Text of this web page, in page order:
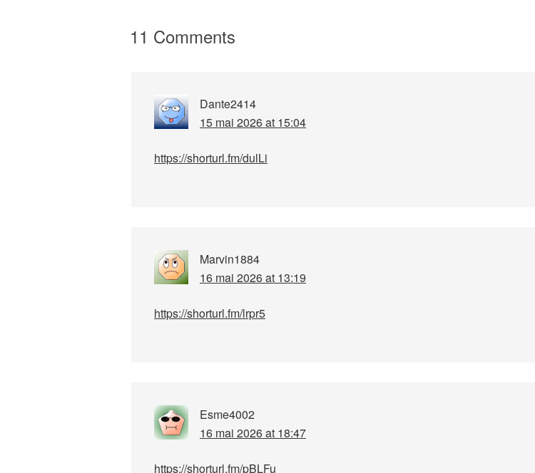
11 Comments
Dante2414
15 mai 2026 at 15:04
https://shorturl.fm/dulLi
Marvin1884
16 mai 2026 at 13:19
https://shorturl.fm/lrpr5
Esme4002
16 mai 2026 at 18:47
https://shorturl.fm/pBLFu